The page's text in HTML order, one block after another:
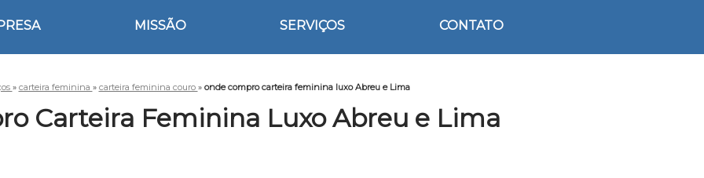
MISSÃO SERVIÇOS CONTATO
» carteira feminina » carteira feminina couro » onde compro carteira feminina luxo Abreu e Lima
Carteira Feminina Luxo Abreu e Lima